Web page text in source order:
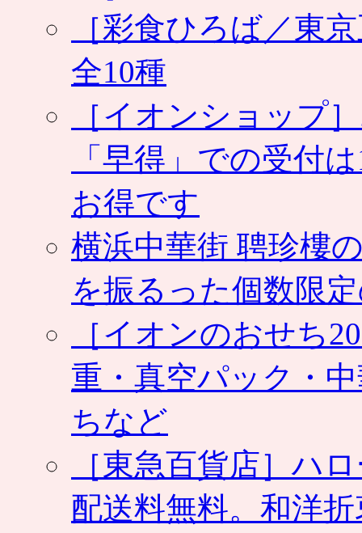
［彩食ひろば／東
全10種
［イオンショップ
「早得」での受付
お得です
横浜中華街 聘珍樓
を振るった個数限
［イオンのおせち
重・真空パック・
ちなど
［東急百貨店］ハ
配送料無料。和洋